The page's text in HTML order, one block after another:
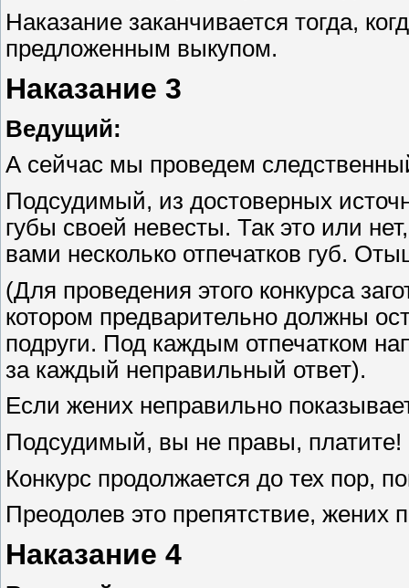
Наказание заканчивается тогда,
предложенным выкупом.
Наказание 3
Ведущий:
А сейчас мы проведем
Подсудимый, из достоверных
губы своей невесты. Так это или
вами несколько отпечатков губ.
(Для проведения этого конкурса
котором предварительно должны
подруги. Под каждым отпечатком
за каждый неправильный ответ).
Если жених неправильно
Подсудимый, вы не правы, платите!
Конкурс продолжается до тех пор,
Преодолев это препятствие, жених
Наказание 4